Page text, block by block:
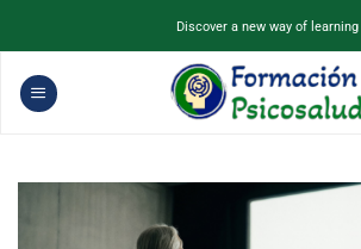
contenido
Discover a new way of learning